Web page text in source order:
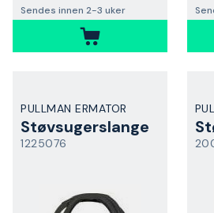
Sendes innen 2-3 uker
PULLMAN ERMATOR
Støvsugerslange
1225076